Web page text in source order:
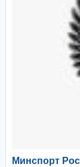
Минспорт